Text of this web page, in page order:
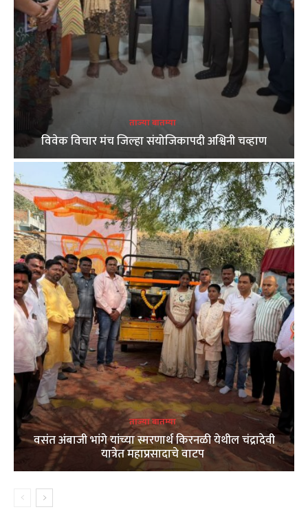
ताज्या बातम्या
विवेक विचार मंच जिल्हा संयोजिकापदी अश्विनी चव्हाण
ताज्या बातम्या
वसंत अंबाजी भांगे यांच्या स्मरणार्थ किरनळी येथील चंद्रादेवी
यात्रेत महाप्रसादाचे वाटप